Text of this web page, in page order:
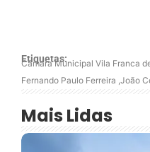
Etiquetas:
Câmara Municipal Vila Franca
Fernando Paulo Ferreira João
Mais Lidas